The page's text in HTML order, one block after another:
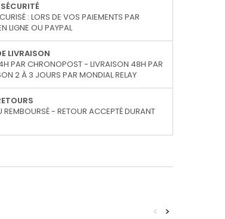
: LORS DE VOS PAIEMENTS PAR
LIGNE OU PAYPAL
LIVRAISON
PAR CHRONOPOST - LIVRAISON 48H PAR
2 À 3 JOURS PAR MONDIAL RELAY
REMBOURSÉ - RETOUR ACCEPTÉ DURANT
>
<